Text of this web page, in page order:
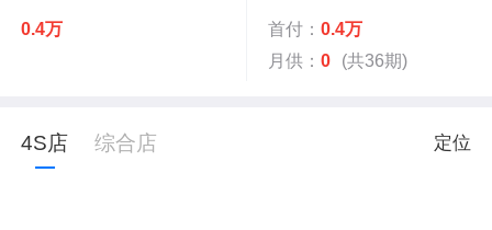
0.4万 首付： 0.4万
月供： 0 (共36期)
4S店 综合店 定位